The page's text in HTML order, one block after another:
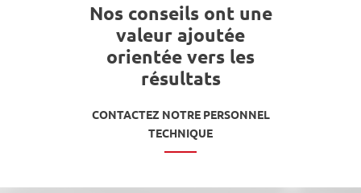
Nos conseils ont une
valeur ajoutée
orientée vers les
résultats
CONTACTEZ NOTRE PERSONNEL
TECHNIQUE